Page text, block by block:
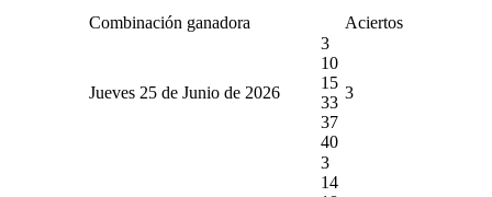
Combinación ganadora Aciertos
Jueves 25 de Junio de 2026
3
10
15
33
37
40
3
3
14